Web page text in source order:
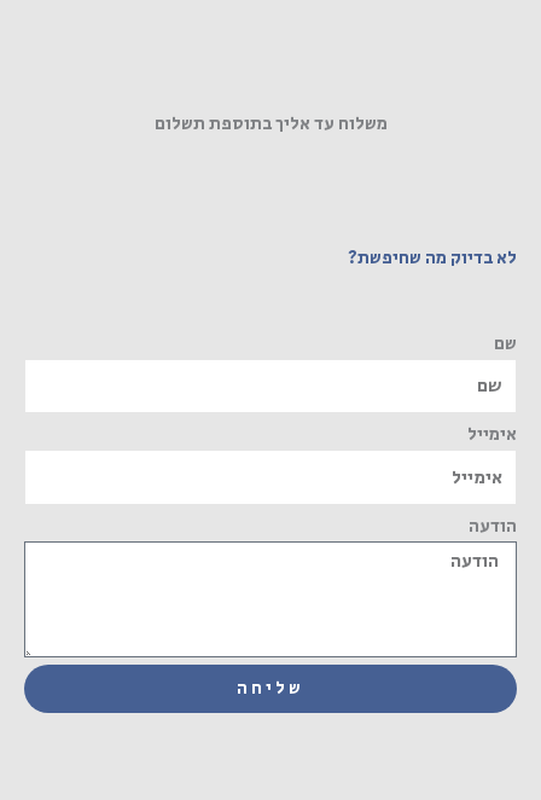
משלוח עד אליך בתוספת תשלום
לא בדיוק מה שחיפשת?
שם
אימייל
הודעה
שליחה